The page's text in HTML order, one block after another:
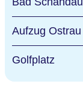
Aufzug Ostrau
Golfplatz